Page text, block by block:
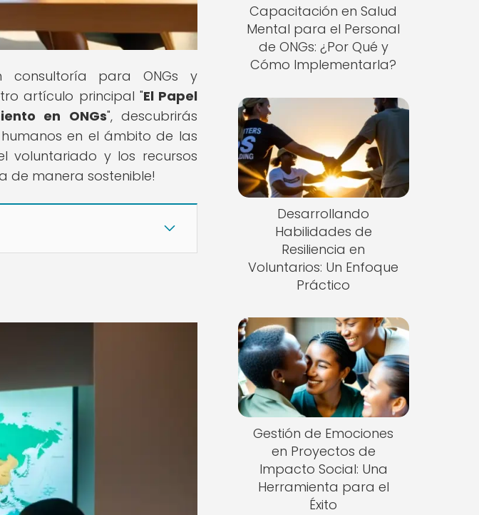
para ONGs y
artículo principal "El Papel
en ONGs", descubrirás
en el ámbito de las
voluntariado y los recursos
de manera sostenible!
Capacitación en Salud
Mental para el Personal
de ONGs: ¿Por Qué y
Cómo Implementarla?
Desarrollando
Habilidades de
Resiliencia en
Voluntarios: Un Enfoque
Práctico
Gestión de Emociones
en Proyectos de
Impacto Social: Una
Herramienta para el
Éxito